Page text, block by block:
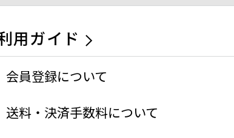
用ガイド
会員登録について
送料・決済手数料について